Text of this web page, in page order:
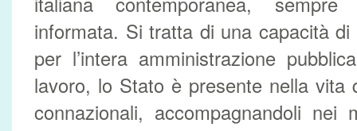
informata. Si tratta di una capacità di
per l’intera amministrazione
lavoro, lo Stato è presente nella vita
connazionali, accompagnandoli